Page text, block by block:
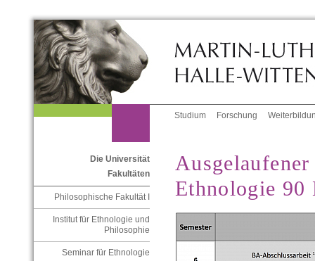
Studium Forschung
Die Universität
Fakultäten
Philosophische Fakultät I
Institut für Ethnologie und
Philosophie
Seminar für Ethnologie
Ethnologie 90